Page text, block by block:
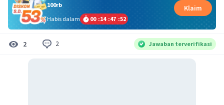
100rb
Habis dalam
00 :14 :47 :52
Klaim
2 2 Jawaban terverifikasi